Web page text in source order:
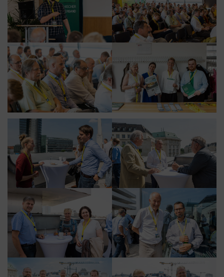
Google Tag Manager
Der Google Tag Manager setzt keine Cookies
(im leeren Zustand). Der Tag Manager ist nur
ein "Container", über den Sie u.a. verschiedene
Tracking- und Remarketing-Codes gebündelt
einbauen können. Wenn Sie beispielsweise
Google Analytics über den Tag Manager
einbinden, werden Cookies gesetzt. Diese
Cookies stammen aber von Google Analytics
und nicht vom Tag Manager selbst.